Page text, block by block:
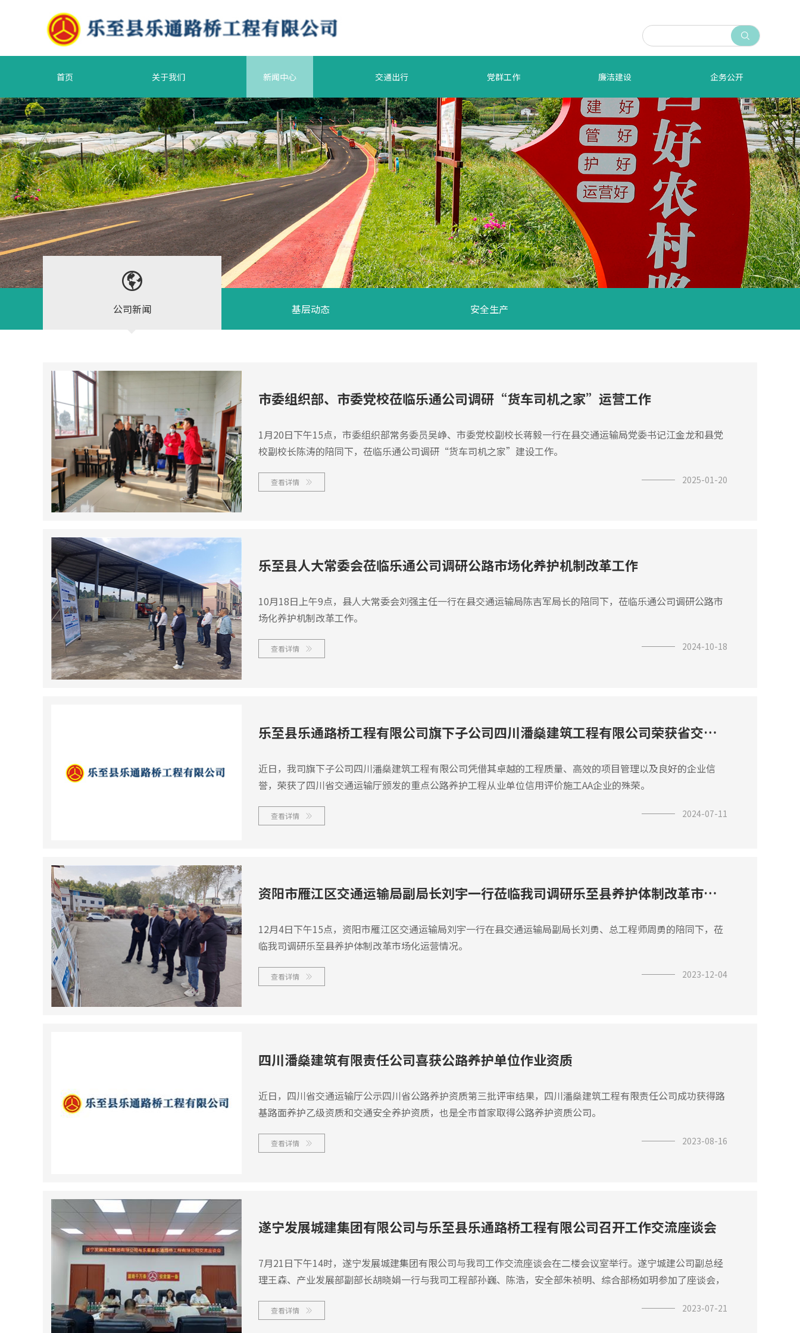

首页 关于我们 新闻中心 交通出行 党群工作 廉洁建设 企务公开

公司新闻 基层动态 安全生产
市委组织部、市委党校莅临乐通公司调研“货车司机之家”运营工作
1月20日下午15点，市委组织部常务委员吴峥、市委党校副校长蒋毅一行在县交通运输局党委书记江金龙和县党
校副校长陈涛的陪同下，莅临乐通公司调研“货车司机之家”建设工作。
2025-01-20
查看详情 
乐至县人大常委会莅临乐通公司调研公路市场化养护机制改革工作
10月18日上午9点，县人大常委会刘强主任一行在县交通运输局陈吉军局长的陪同下，莅临乐通公司调研公路市
场化养护机制改革工作。
2024-10-18
查看详情 
乐至县乐通路桥工程有限公司旗下子公司四川潘燊建筑工程有限公司荣获省交通运输厅重点公路养护工程从业单位...
近日，我司旗下子公司四川潘燊建筑工程有限公司凭借其卓越的工程质量、高效的项目管理以及良好的企业信
誉，荣获了四川省交通运输厅颁发的重点公路养护工程从业单位信用评价施工AA企业的殊荣。
2024-07-11
查看详情 
资阳市雁江区交通运输局副局长刘宇一行莅临我司调研乐至县养护体制改革市场化运营情况
12月4日下午15点，资阳市雁江区交通运输局刘宇一行在县交通运输局副局长刘勇、总工程师周勇的陪同下，莅
临我司调研乐至县养护体制改革市场化运营情况。
2023-12-04
查看详情 
四川潘燊建筑有限责任公司喜获公路养护单位作业资质
近日，四川省交通运输厅公示四川省公路养护资质第三批评审结果，四川潘燊建筑工程有限责任公司成功获得路
基路面养护乙级资质和交通安全养护资质，也是全市首家取得公路养护资质公司。
2023-08-16
查看详情 
遂宁发展城建集团有限公司与乐至县乐通路桥工程有限公司召开工作交流座谈会
7月21日下午14时，遂宁发展城建集团有限公司与我司工作交流座谈会在二楼会议室举行。遂宁城建公司副总经
理王森、产业发展部副部长胡晓娟一行与我司工程部孙巍、陈浩，安全部朱祯明、综合部杨如玥参加了座谈会，
2023-07-21
查看详情 